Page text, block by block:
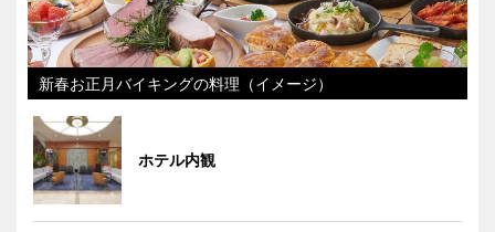
新春お正月バイキングの料理（イメージ）
ホテル内観